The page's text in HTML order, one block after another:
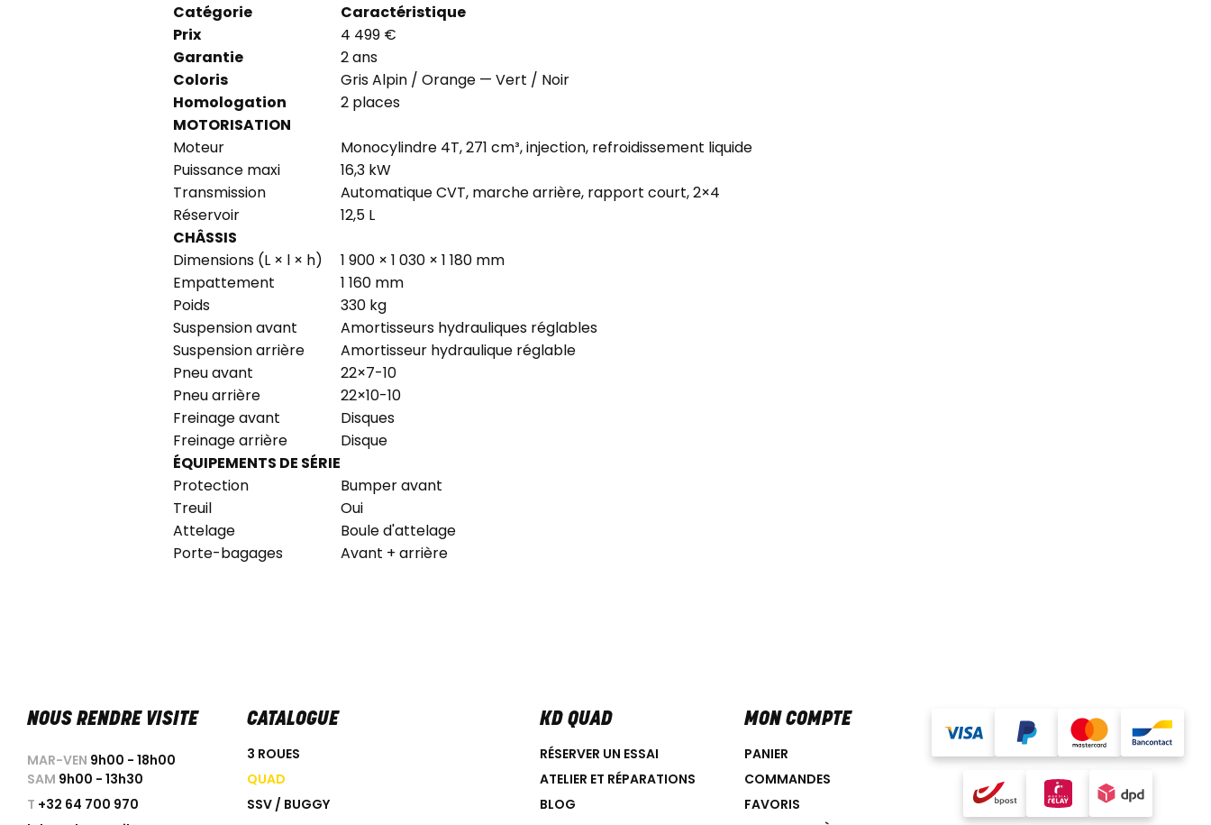
Catégorie
Caractéristique
Prix
4 499 €
Garantie
2 ans
Coloris
Gris Alpin / Orange — Vert / Noir
Homologation
2 places
MOTORISATION
Moteur
Monocylindre 4T, 271 cm³, injection, refroidissement liquide
Puissance maxi
16,3 kW
Transmission
Automatique CVT, marche arrière, rapport court, 2×4
Réservoir
12,5 L
CHÂSSIS
Dimensions (L × l × h)
1 900 × 1 030 × 1 180 mm
Empattement
1 160 mm
Poids
330 kg
Suspension avant
Amortisseurs hydrauliques réglables
Suspension arrière
Amortisseur hydraulique réglable
Pneu avant
22×7-10
Pneu arrière
22×10-10
Freinage avant
Disques
Freinage arrière
Disque
ÉQUIPEMENTS DE SÉRIE
Protection
Bumper avant
Treuil
Oui
Attelage
Boule d'attelage
Porte-bagages
Avant + arrière
NOUS RENDRE VISITE
MAR-VEN 9h00 - 18h00
SAM 9h00 - 13h30
T +32 64 700 970
CATALOGUE
3 ROUES
QUAD
SSV / BUGGY
KD QUAD
RÉSERVER UN ESSAI
ATELIER ET RÉPARATIONS
BLOG
MON COMPTE
PANIER
COMMANDES
FAVORIS